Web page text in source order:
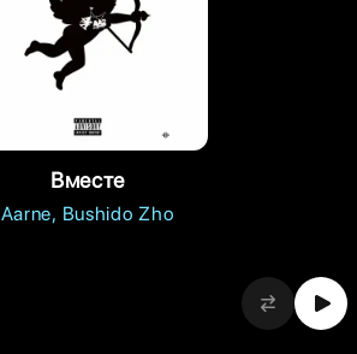
Вместе
Aarne Bushido Zho